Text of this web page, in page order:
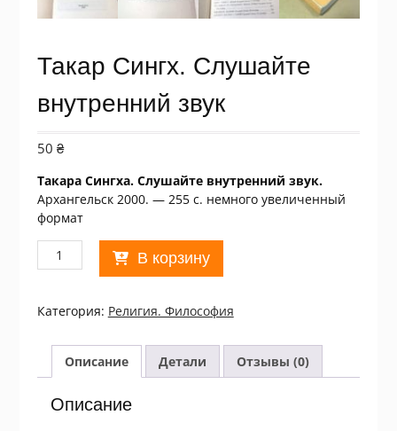
Такар Сингх. Слушайте
внутренний звук
50 ₴
Такара Сингха. Слушайте внутренний звук.
Архангельск 2000. — 255 с. немного увеличенный
формат
Количество
товара
Сингх.
Слушайте
внутренний
В корзину
Категория: Религия. Философия
Описание Детали Отзывы (0)
Описание